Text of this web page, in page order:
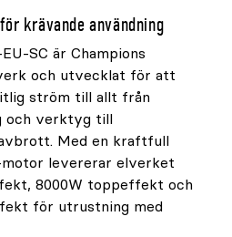
krävande användning
SC är Champions
och utvecklat för att
ström till allt från
och verktyg till
Med en kraftfull
motor levererar elverket
8000W toppeffekt och
för utrustning med